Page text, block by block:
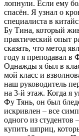
лопнули. Если ему
спасён. Я узнал о
специалиста в
Бу Тина, который
практический опыт
сказать, что метод
году я преподавал в
Однажды я был в
мой класс и
наш руководитель
на 3-й этаж. Когда я
Фу Тянь, он был
искривлен – все
одного из студентов
купить шприц,